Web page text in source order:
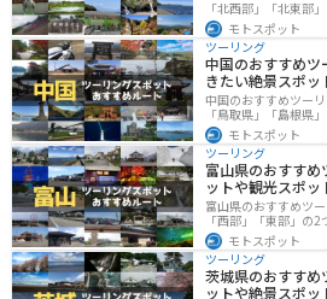
「北西部」「北東部
ート紹介します。富
を楽しめるスポット
ツーリングに行く際
モトスポット
ツーリング
中国のおすすめツ
きたい絶景スポッ
中国のおすすめツー
「鳥取県」「島根県
の各県の観光地紹介
地が点在し、四季折
あります。バイクで
してください。
モトスポット
ツーリング
富山県のおすす
ットや観光スポ
富山県のおすすめツ
「西部」「東部」の
山と海、温泉が充実
自然を満喫するツー
にツーリングに行く
モトスポット
ツーリング
茨城県のおすすめ
ットや絶景スポ